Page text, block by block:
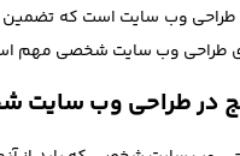
طراحی وب سایت است که تضمین
طراحی وب سایت شخصی مهم
در طراحی وب سایت